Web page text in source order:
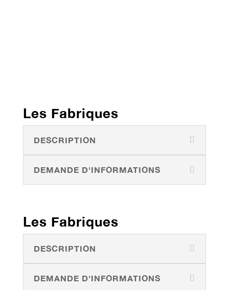
Les Fabriques
DESCRIPTION
DEMANDE D'INFORMATIONS
Les Fabriques
DESCRIPTION
DEMANDE D'INFORMATIONS